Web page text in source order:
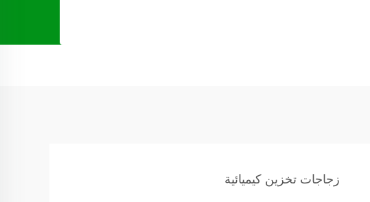
زجاجات تخزين كيميائية